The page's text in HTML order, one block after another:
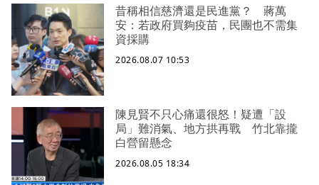
昔稱相信慈濟還是民進黨？ 蔣萬
安：若政府買夠疫苗，民團也不需集
資採購
2026.08.07 10:53
陳見賢不只心痛還很怒！疑遭「設
局」難消氣、地方拱再戰 竹北靠攏
白營留懸念
2026.08.05 18:34